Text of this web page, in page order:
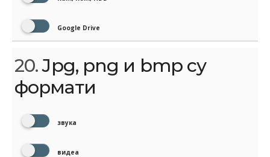
Google Drive
20.Jpg, png и bmp су
формати
звука
видеа